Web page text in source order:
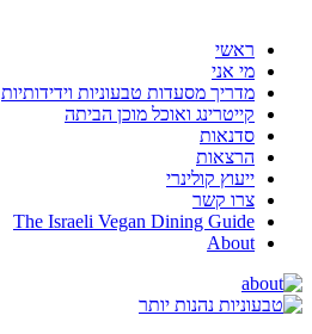
ראשי
מי אני
מדריך מסעדות טבעוניות וידידותיות
קייטרינג ואוכל מוכן הביתה
סדנאות
הרצאות
ייעוץ קולינרי
צרו קשר
The Israeli Vegan Dining Guide
About